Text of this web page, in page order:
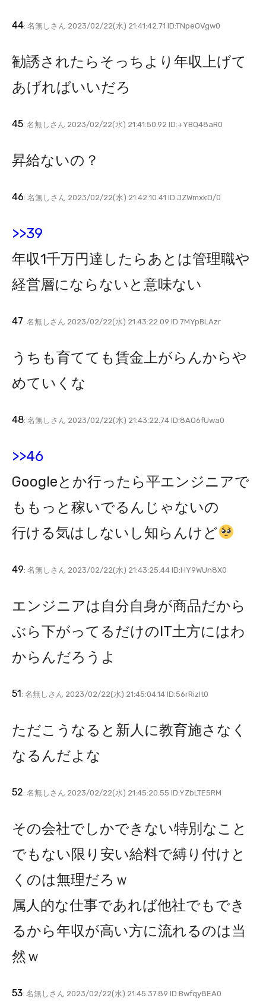
44: 名無しさん 2023/02/22(水) 21:41:42.71 ID:TNpeOVgw0
勧誘されたらそっちより年収上げて
あげればいいだろ
45: 名無しさん 2023/02/22(水) 21:41:50.92 ID:+YBQ48aR0
昇給ないの？
46: 名無しさん 2023/02/22(水) 21:42:10.41 ID:JZWmxkD/0
>>39
年収1千万円達したらあとは管理職や
経営層にならないと意味ない
47: 名無しさん 2023/02/22(水) 21:43:22.09 ID:7MYpBLAzr
うちも育てても賃金上がらんからや
めていくな
48: 名無しさん 2023/02/22(水) 21:43:22.74 ID:8AO6fUwa0
>>46
Googleとか行ったら平エンジニアで
ももっと稼いでるんじゃないの
行ける気はしないし知らんけど
49: 名無しさん 2023/02/22(水) 21:43:25.44 ID:HY9WUn8X0
エンジニアは自分自身が商品だから
ぶら下がってるだけのIT土方にはわ
からんだろうよ
51: 名無しさん 2023/02/22(水) 21:45:04.14 ID:56rRizIt0
ただこうなると新人に教育施さなく
なるんだよな
52: 名無しさん 2023/02/22(水) 21:45:20.55 ID:YZbLTE5RM
その会社でしかできない特別なこと
でもない限り安い給料で縛り付けと
くのは無理だろｗ
属人的な仕事であれば他社でもでき
るから年収が高い方に流れるのは当
然ｗ
53: 名無しさん 2023/02/22(水) 21:45:37.89 ID:Bwfqy8EA0